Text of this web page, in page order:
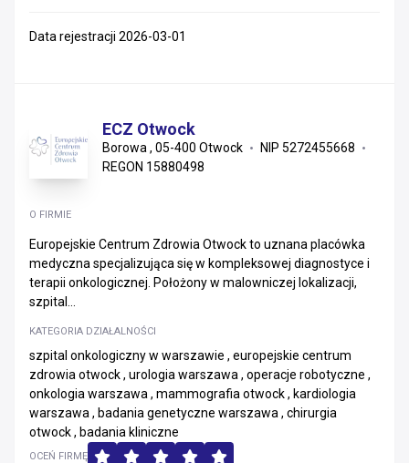
Data rejestracji 2026-03-01
ECZ Otwock
Borowa , 05-400 Otwock
NIP 5272455668
REGON 15880498
O FIRMIE
Europejskie Centrum Zdrowia Otwock to uznana placówka
medyczna specjalizująca się w kompleksowej diagnostyce i
terapii onkologicznej. Położony w malowniczej lokalizacji,
szpital...
KATEGORIA DZIAŁALNOŚCI
szpital onkologiczny w warszawie , europejskie centrum
zdrowia otwock , urologia warszawa , operacje robotyczne ,
onkologia warszawa , mammografia otwock , kardiologia
warszawa , badania genetyczne warszawa , chirurgia
otwock , badania kliniczne
OCEŃ FIRMĘ